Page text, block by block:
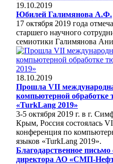
19.10.2019
Юбилей Галимянова А.Ф.
17 октября 2019 года
старшего научного
семиотики Галимянова
18.10.2019
Прошла VII
компьютерной обработке
«TurkLang 2019»
3-5 октября 2019 г. в г.
Крым, Россия состоялась
конференция по
языков «TurkLang 2019».
Благодарственное письмо
директора АО «СМП-